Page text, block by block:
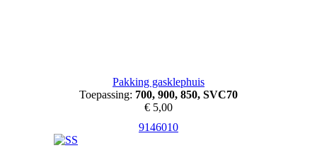
Pakking gasklephuis
Toepassing: 700, 900, 850, SVC70
€ 5,00
9146010